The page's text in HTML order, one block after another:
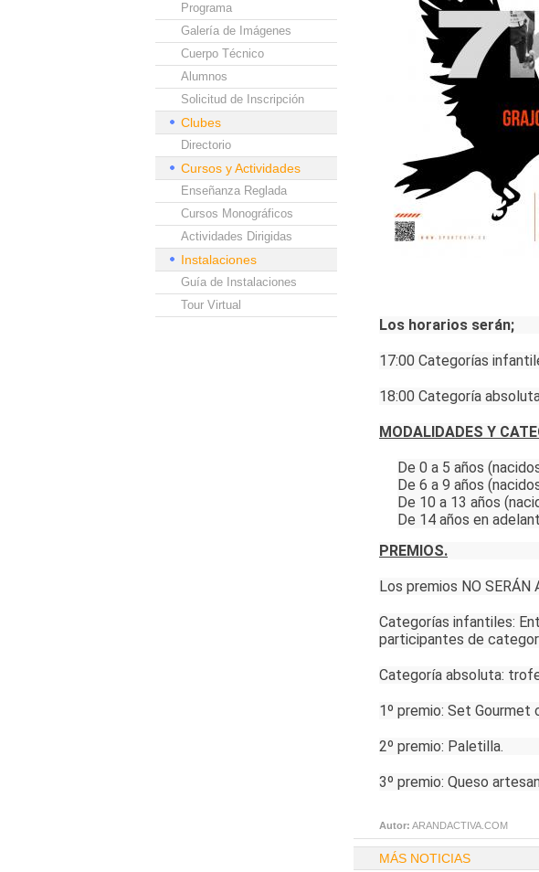
Programa
Galería de Imágenes
Cuerpo Técnico
Alumnos
Solicitud de Inscripción
Clubes
Directorio
Cursos y Actividades
Enseñanza Reglada
Cursos Monográficos
Actividades Dirigidas
Instalaciones
Guía de Instalaciones
Tour Virtual
Los horarios serán;
17:00 Categorías
18:00 Categoría
MODALIDADES Y
De 0 a 5 años
De 6 a 9 años
De 10 a 13 años
De 14 años en
PREMIOS.
Los premios NO SERÁN
Categorías infantiles:
participantes de
Categoría absoluta:
1º premio: Set Gourmet
2º premio: Paletilla.
3º premio: Queso
Autor: ARANDACTIVA.COM
MÁS NOTICIAS